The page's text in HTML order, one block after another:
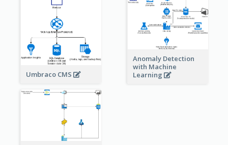
Umbraco CMS
Anomaly Detection
with Machine
Learning